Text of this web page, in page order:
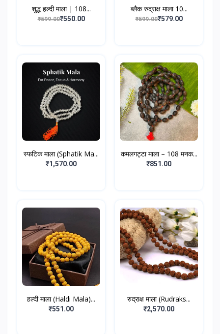
शुद्ध हल्दी माला | 108...
₹599.00₹550.00
ब्लैक रुद्राक्ष माला 10...
₹599.00₹579.00
स्फटिक माला (Sphatik Ma...
₹1,570.00
कमलगट्टा माला – 108 मनक...
₹851.00
हल्दी माला (Haldi Mala)...
₹551.00
रुद्राक्ष माला (Rudraks...
₹2,570.00